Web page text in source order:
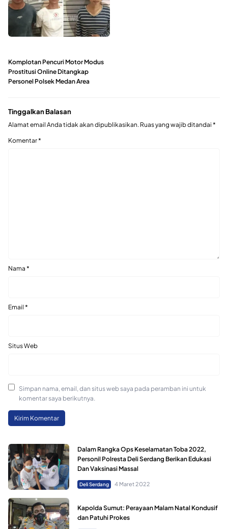
Komplotan Pencuri Motor Modus
Prostitusi Online Ditangkap
Personel Polsek Medan Area
Tinggalkan Balasan
Alamat email Anda tidak akan dipublikasikan. Ruas yang wajib ditandai *
Komentar*
Nama *
Email *
Situs Web
Simpan nama, email, dan situs web saya pada peramban ini untuk
komentar saya berikutnya.
Dalam Rangka Ops Keselamatan Toba 2022,
Personil Polresta Deli Serdang Berikan Edukasi
Dan Vaksinasi Massal
Deli Serdang 4 Maret 2022
Kapolda Sumut: Perayaan Malam Natal Kondusif
dan Patuhi Prokes